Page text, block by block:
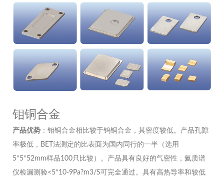
钼铜合金
产品优势 ：钼铜合金相比较于钨铜合金，其密度较低。产品孔隙
率极低，BET法测定的比表面为国内同行的一半（选用
5*5*52mm样品100只比较）。产品具有良好的气密性，氦质谱
仪检漏测验<5*10-9Pa?m3/S可完全通过。具有高热导率和较低